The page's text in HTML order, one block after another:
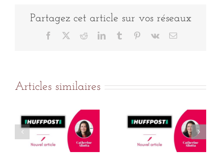
Partagez cet article sur vos réseaux
Facebook RedditLinkedInTumblr Pinterest
Vk Email
Articles similaires